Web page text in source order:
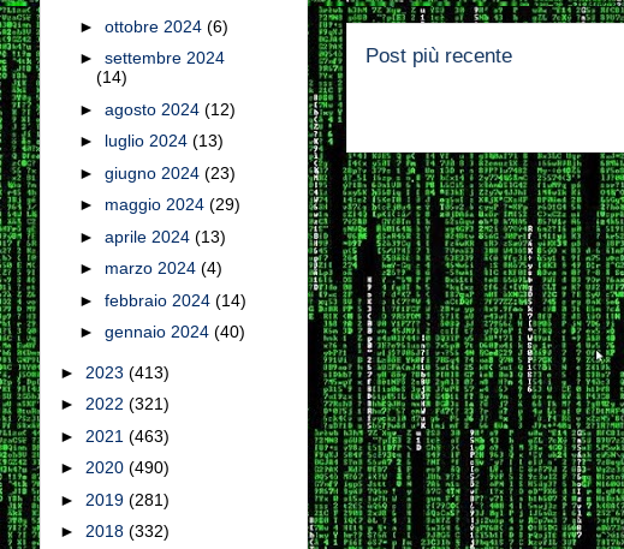
Post più recente
►ottobre 2024(6)
►settembre 2024
(14)
►agosto 2024(12)
► luglio 2024(13)
►giugno 2024(23)
► maggio 2024(29)
►aprile 2024(13)
► marzo 2024(4)
►febbraio 2024(14)
►gennaio 2024(40)
► 2023 (413)
► 2022 (321)
► 2021 (463)
► 2020 (490)
► 2019 (281)
► 2018 (332)